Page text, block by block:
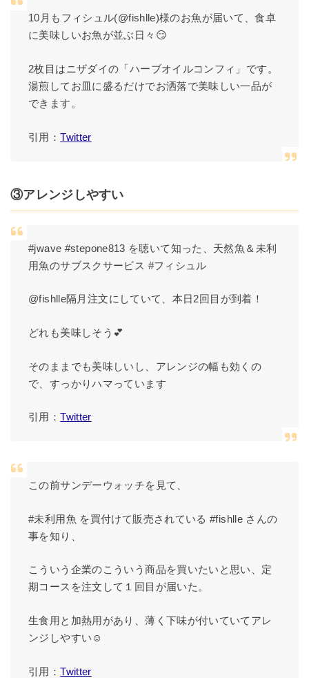
10月もフィシュル(@fishlle)様のお魚が届いて、食卓
に美味しいお魚が並ぶ日々😏
2枚目はニザダイの「ハーブオイルコンフィ」です。
湯煎してお皿に盛るだけでお洒落で美味しい一品が
できます。
引用：Twitter
③アレンジしやすい
#jwave #stepone813 を聴いて知った、天然魚＆未利
用魚のサブスクサービス #フィシュル
@fishlle隔月注文にしていて、本日2回目が到着！
どれも美味しそう💕
そのままでも美味しいし、アレンジの幅も効くの
で、すっかりハマっています
引用：Twitter
この前サンデーウォッチを見て、
#未利用魚 を買付けて販売されている #fishlle さんの
事を知り、
こういう企業のこういう商品を買いたいと思い、定
期コースを注文して１回目が届いた。
生食用と加熱用があり、薄く下味が付いていてアレ
ンジしやすい☺️
引用：Twitter